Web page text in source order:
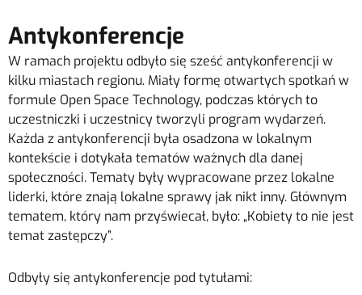
Antykonferencje
W ramach projektu odbyło się sześć antykonferencji w
kilku miastach regionu. Miały formę otwartych spotkań w
formule Open Space Technology, podczas których to
uczestniczki i uczestnicy tworzyli program wydarzeń.
Każda z antykonferencji była osadzona w lokalnym
kontekście i dotykała tematów ważnych dla danej
społeczności. Tematy były wypracowane przez lokalne
liderki, które znają lokalne sprawy jak nikt inny. Głównym
tematem, który nam przyświecał, było: „Kobiety to nie jest
temat zastępczy”.
Odbyły się antykonferencje pod tytułami: